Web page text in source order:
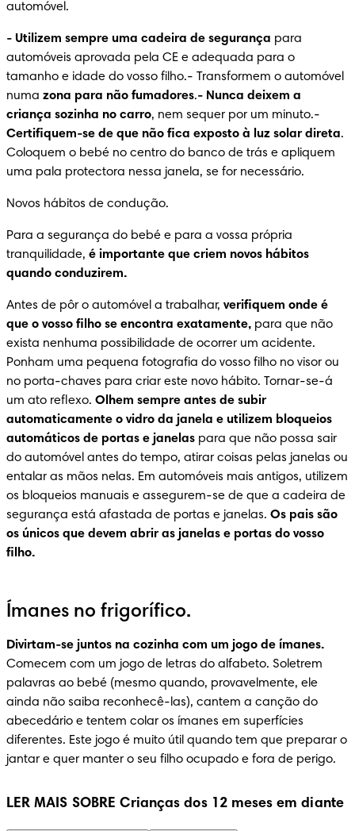
automóvel.
- Utilizem sempre uma cadeira de segurança para
automóveis aprovada pela CE e adequada para o
tamanho e idade do vosso filho.- Transformem o automóvel
numa zona para não fumadores.- Nunca deixem a
criança sozinha no carro
Certifiquem-se de que não fica exposto à luz solar direta.
Coloquem o bebé no centro do banco de trás e apliquem
uma pala protectora nessa janela, se for necessário.
Novos hábitos de condução.
Para a segurança do bebé e para a vossa própria
tranquilidade, é importante que criem novos hábitos
quando conduzirem.
Antes de pôr o automóvel a trabalhar, verifiquem onde é
que o vosso filho se encontra exatamente, para que não
exista nenhuma possibilidade de ocorrer um acidente.
Ponham uma pequena fotografia do vosso filho no visor ou
no porta-chaves para criar este novo hábito. Tornar-se-á
um ato reflexo. Olhem sempre antes de subir
automaticamente o vidro da janela e utilizem bloqueios
automáticos de portas e janelas para que não possa sair
do automóvel antes do tempo, atirar coisas pelas janelas ou
entalar as mãos nelas. Em automóveis mais antigos, utilizem
os bloqueios manuais e assegurem-se de que a cadeira de
segurança está afastada de portas e janelas. Os pais são
os únicos que devem abrir as janelas e portas do vosso
filho.
Ímanes no frigorífico.
Divirtam-se juntos na cozinha com um jogo de ímanes.
Comecem com um jogo de letras do alfabeto. Soletrem
palavras ao bebé (mesmo quando, provavelmente, ele
ainda não saiba reconhecê-las), cantem a canção do
abecedário e tentem colar os ímanes em superfícies
diferentes. Este jogo é muito útil quando tem que preparar o
jantar e quer manter o seu filho ocupado e fora de perigo.
LER MAIS SOBRE Crianças dos 12 meses em diante